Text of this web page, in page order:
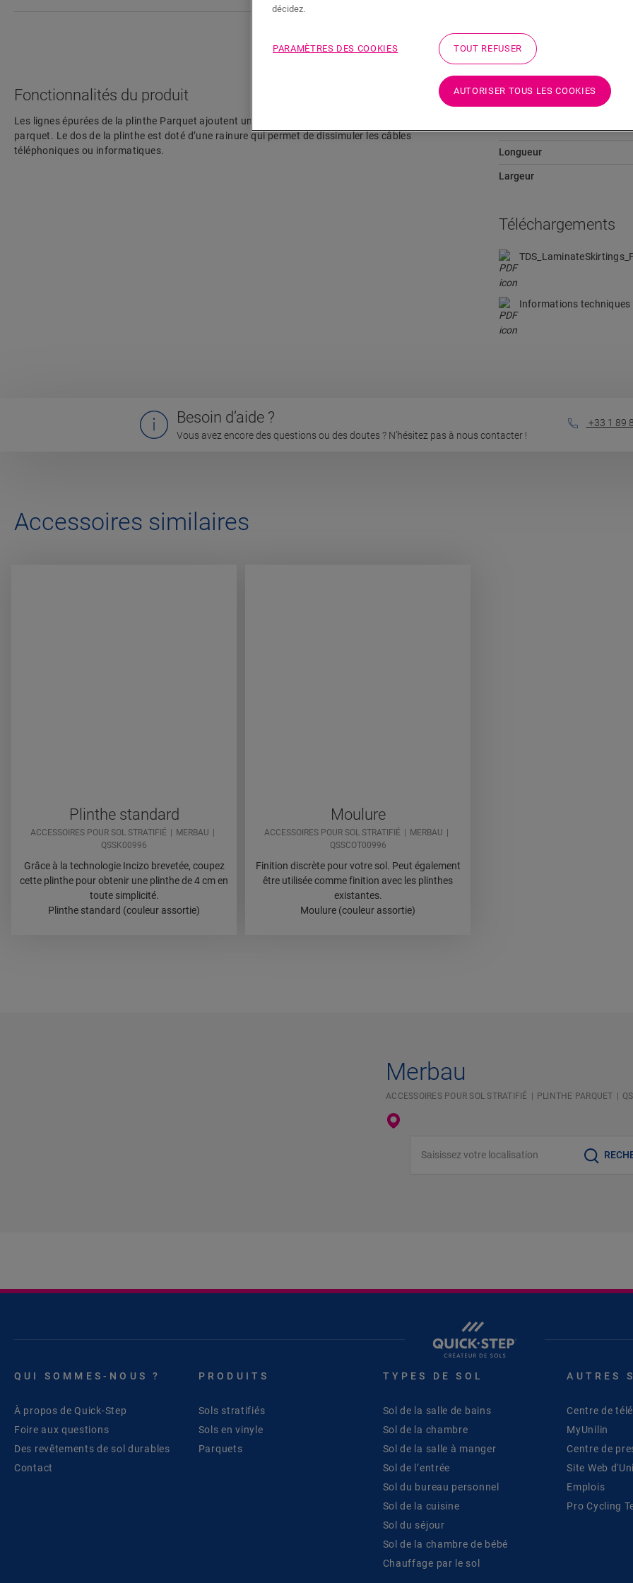
Fonctionnalités du produit
Les lignes épurées de la plinthe Parquet ajoutent une touche élégante à n’importe quel sol en
parquet. Le dos de la plinthe est doté d’une rainure qui permet de dissimuler les câbles
téléphoniques ou informatiques.
Dimensions
Hauteur
Longueur
Largeur
Téléchargements
Informations techniques
Besoin d’aide ?
Vous avez encore des questions ou des doutes ? N’hésitez pas à nous contacter !
+33 1 89
Accessoires similaires
Plinthe standard
ACCESSOIRES POUR SOL STRATIFIÉ
MERBAU
QSSK00996
Grâce à la technologie Incizo brevetée, coupez
cette plinthe pour obtenir une plinthe de 4 cm en
toute simplicité.
Plinthe standard (couleur assortie)
Moulure
ACCESSOIRES POUR SOL STRATIFIÉ
MERBAU
QSSCOT00996
Finition discrète pour votre sol. Peut également
être utilisée comme finition avec les plinthes
existantes.
Moulure (couleur assortie)
Merbau
ACCESSOIRES POUR SOL STRATIFIÉ PLINTHE PARQUET
QUI SOMMES-NOUS ?
À propos de Quick-Step
Foire aux questions
Des revêtements de sol durables
Contact
PRODUITS
Sols stratifiés
Sols en vinyle
Parquets
TYPES DE SOL
Sol de la salle de bains
Sol de la chambre
Sol de la salle à manger
Sol de l’entrée
Sol du bureau personnel
Sol de la cuisine
Sol du séjour
Sol de la chambre de bébé
Chauffage par le sol
AUTRES
Centre de
MyUnilin
Centre de
Site Web
Emplois
Pro Cycling
décidez.
PARAMÈTRES DES COOKIES TOUT REFUSER
AUTORISER TOUS LES COOKIES